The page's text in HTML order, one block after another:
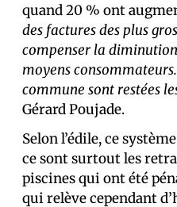
quand 20 % ont
des factures des plus
compenser la
moyens
commune sont restées
Gérard Poujade.
Selon l’édile, ce
ce sont surtout les
piscines qui ont été
qui relève cependant